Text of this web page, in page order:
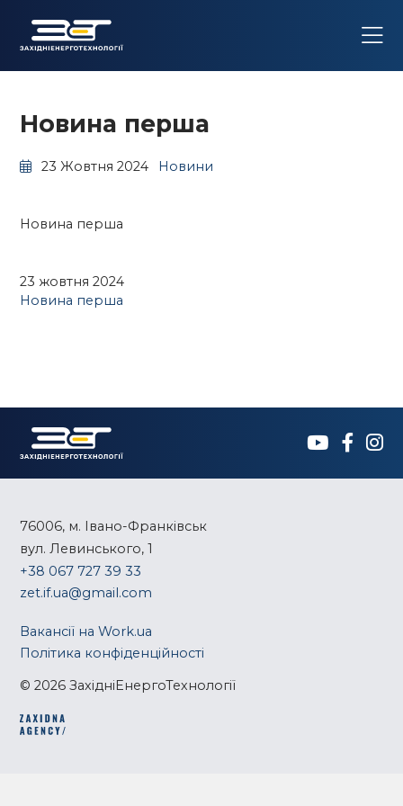
Новина перша
23 Жовтня 2024 Новини
Новина перша
23 жовтня 2024
Новина перша
76006, м. Івано-Франківськ
вул. Левинського, 1
+38 067 727 39 33
zet.if.ua@gmail.com
Вакансії на Work.ua
Політика конфіденційності
© 2026 ЗахідніЕнергоТехнології